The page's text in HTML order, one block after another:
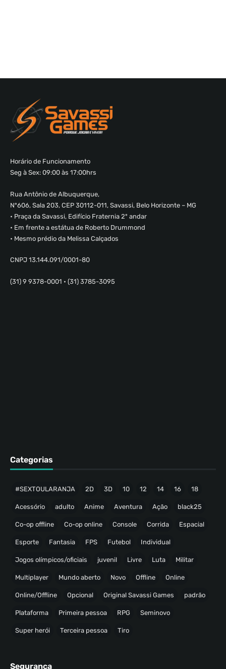
Horário de Funcionamento
Seg à Sex: 09:00 às 17:00hrs
Rua Antônio de Albuquerque,
Nº606, Sala 203, CEP 30112-011, Savassi, Belo Horizonte – MG
• Praça da Savassi, Edifício Fraternia 2º andar
• Em frente a estátua de Roberto Drummond
• Mesmo prédio da Melissa Calçados
CNPJ 13.144.091/0001-80
(31) 9 9378-0001 • (31) 3785-3095
Categorias
#SEXTOULARANJA 2D 3D 10 12 14 16 18
Acessório adulto Anime Aventura Ação black25
Co-op offline Co-op online Console Corrida Espacial
Esporte Fantasia FPS Futebol Individual
Jogos olímpicos/oficiais juvenil Livre Luta Militar
Multiplayer Mundo aberto Novo Offline Online
Online/Offline Opcional Original Savassi Games padrão
Plataforma Primeira pessoa RPG Seminovo
Super herói Terceira pessoa Tiro
Segurança